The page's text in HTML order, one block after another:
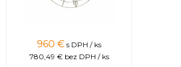
960 € s DPH / ks
780,49 € bez DPH / ks